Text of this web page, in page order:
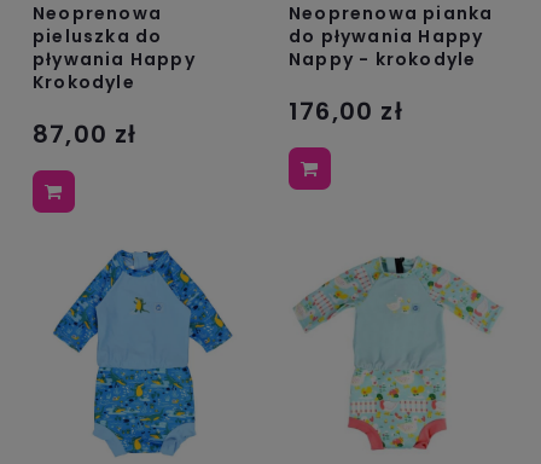
Neoprenowa
pieluszka do
pływania Happy
Krokodyle
87,00 zł
Neoprenowa pianka
do pływania Happy
Nappy - krokodyle
176,00 zł